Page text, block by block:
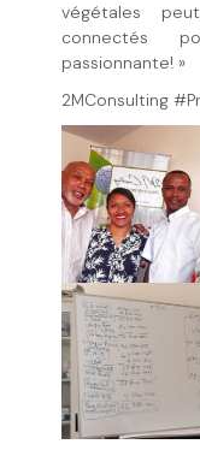
végétales
connectés
passionnante! »
2MConsulting